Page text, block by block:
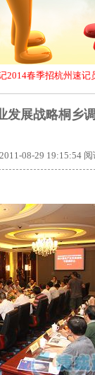
春季招杭州速记员
发展战略桐乡
08-29 19:15:54 阅